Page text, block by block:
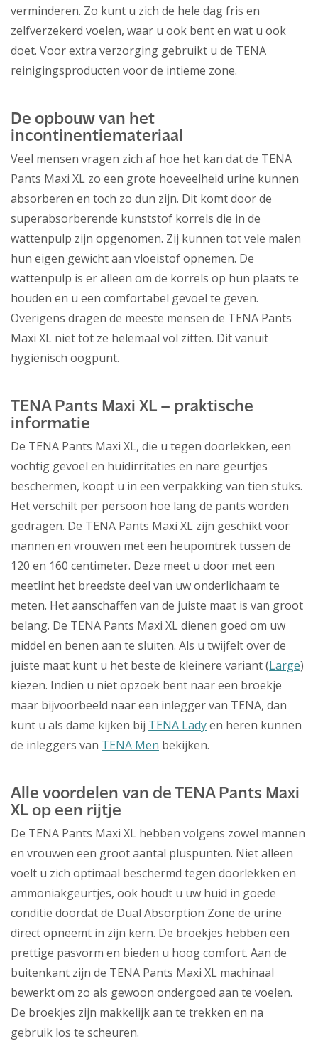
verminderen. Zo kunt u zich de hele dag fris en
zelfverzekerd voelen, waar u ook bent en wat u ook
doet. Voor extra verzorging gebruikt u de TENA
reinigingsproducten voor de intieme zone.
De opbouw van het
incontinentiemateriaal
Veel mensen vragen zich af hoe het kan dat de TENA
Pants Maxi XL zo een grote hoeveelheid urine kunnen
absorberen en toch zo dun zijn. Dit komt door de
superabsorberende kunststof korrels die in de
wattenpulp zijn opgenomen. Zij kunnen tot vele malen
hun eigen gewicht aan vloeistof opnemen. De
wattenpulp is er alleen om de korrels op hun plaats te
houden en u een comfortabel gevoel te geven.
Overigens dragen de meeste mensen de TENA Pants
Maxi XL niet tot ze helemaal vol zitten. Dit vanuit
hygiënisch oogpunt.
TENA Pants Maxi XL – praktische
informatie
De TENA Pants Maxi XL, die u tegen doorlekken, een
vochtig gevoel en huidirritaties en nare geurtjes
beschermen, koopt u in een verpakking van tien stuks.
Het verschilt per persoon hoe lang de pants worden
gedragen. De TENA Pants Maxi XL zijn geschikt voor
mannen en vrouwen met een heupomtrek tussen de
120 en 160 centimeter. Deze meet u door met een
meetlint het breedste deel van uw onderlichaam te
meten. Het aanschaffen van de juiste maat is van groot
belang. De TENA Pants Maxi XL dienen goed om uw
middel en benen aan te sluiten. Als u twijfelt over de
juiste maat kunt u het beste de kleinere variant (Large)
kiezen. Indien u niet opzoek bent naar een broekje
maar bijvoorbeeld naar een inlegger van TENA, dan
kunt u als dame kijken bij TENA Ladyen heren kunnen
de inleggers van TENA Men bekijken.
Alle voordelen van de TENA Pants Maxi
XL op een rijtje
De TENA Pants Maxi XL hebben volgens zowel mannen
en vrouwen een groot aantal pluspunten. Niet alleen
voelt u zich optimaal beschermd tegen doorlekken en
ammoniakgeurtjes, ook houdt u uw huid in goede
conditie doordat de Dual Absorption Zone de urine
direct opneemt in zijn kern. De broekjes hebben een
prettige pasvorm en bieden u hoog comfort. Aan de
buitenkant zijn de TENA Pants Maxi XL machinaal
bewerkt om zo als gewoon ondergoed aan te voelen.
De broekjes zijn makkelijk aan te trekken en na
gebruik los te scheuren.